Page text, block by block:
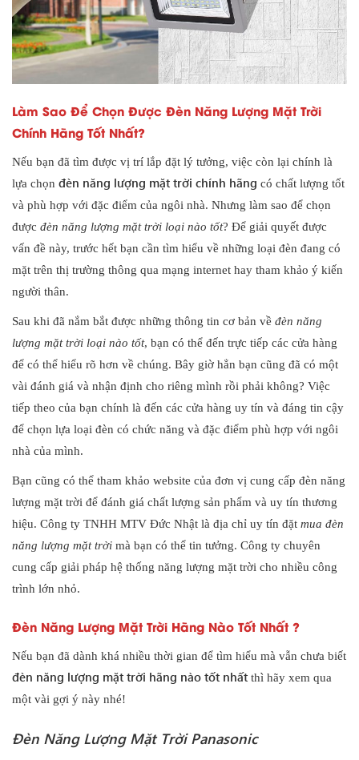
Làm Sao Để Chọn Được Đèn Năng Lượng Mặt Trời
Chính Hãng Tốt Nhất?
Nếu bạn đã tìm được vị trí lắp đặt lý tưởng, việc còn lại chính là
lựa chọn đèn năng lượng mặt trời chính hãng có chất lượng tốt
và phù hợp với đặc điểm của ngôi nhà. Nhưng làm sao để chọn
được đèn năng lượng mặt trời loại nào tốt? Để giải quyết được
vấn đề này, trước hết bạn cần tìm hiểu về những loại đèn đang có
mặt trên thị trường thông qua mạng internet hay tham khảo ý kiến
người thân.
Sau khi đã nắm bắt được những thông tin cơ bản về đèn năng
lượng mặt trời loại nào tốt, bạn có thể đến trực tiếp các cửa hàng
để có thể hiểu rõ hơn về chúng. Bây giờ hẳn bạn cũng đã có một
vài đánh giá và nhận định cho riêng mình rồi phải không? Việc
tiếp theo của bạn chính là đến các cửa hàng uy tín và đáng tin cậy
để chọn lựa loại đèn có chức năng và đặc điểm phù hợp với ngôi
nhà của mình.
Bạn cũng có thể tham khảo website của đơn vị cung cấp đèn năng
lượng mặt trời để đánh giá chất lượng sản phẩm và uy tín thương
hiệu. Công ty TNHH MTV Đức Nhật là địa chỉ uy tín đặt mua đèn
năng lượng mặt trời mà bạn có thể tin tưởng. Công ty chuyên
cung cấp giải pháp hệ thống năng lượng mặt trời cho nhiều công
trình lớn nhỏ.
Đèn Năng Lượng Mặt Trời Hãng Nào Tốt Nhất ?
Nếu bạn đã dành khá nhiều thời gian để tìm hiểu mà vẫn chưa biết
đèn năng lượng mặt trời hãng nào tốt nhất thì hãy xem qua
một vài gợi ý này nhé!
Đèn Năng Lượng Mặt Trời Panasonic